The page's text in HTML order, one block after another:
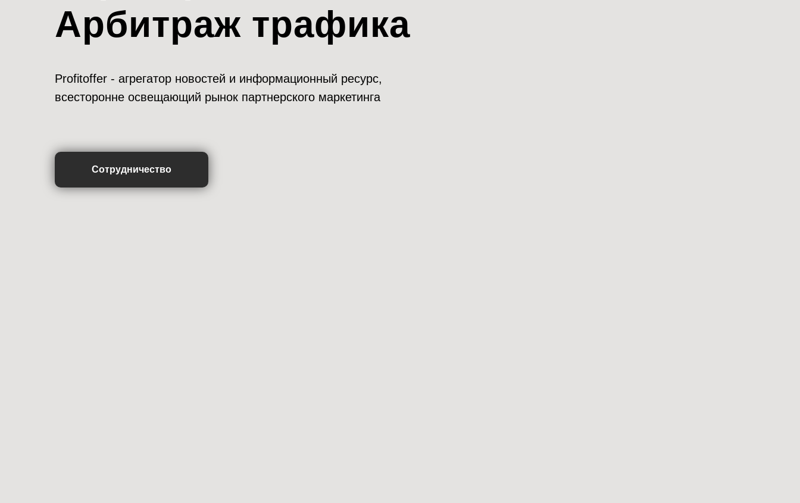
Арбитраж трафика
Profitoffer - агрегатор новостей и информационный ресурс,
всесторонне освещающий рынок партнерского маркетинга
Сотрудничество